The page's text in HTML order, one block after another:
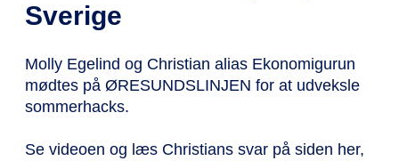
Sverige
Molly Egelind og Christian alias Ekonomigurun
mødtes på ØRESUNDSLINJEN for at udveksle
sommerhacks.
Se videoen og læs Christians svar på siden her,